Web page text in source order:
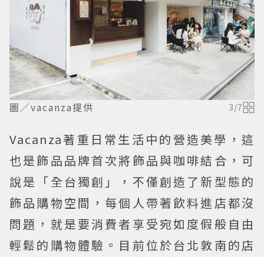
圖／vacanza提供 3/7
Vacanza著重日常生活中的營造美學，這
也是飾品品牌首次將飾品與咖啡結合，可
說是「全台獨創」，不僅創造了新型態的
飾品購物空間，每個人帶著飲料進店都沒
問題，就是要消費者享受宛如度假般自由
輕鬆的購物體驗。目前位於台北敦南的店